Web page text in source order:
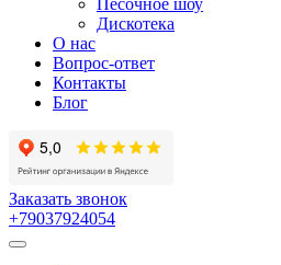
Песочное шоу
Дискотека
О нас
Вопрос-ответ
Контакты
Блог
Заказать звонок
+79037924054